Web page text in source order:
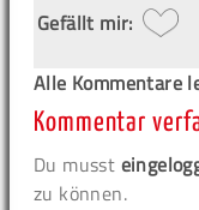
Gefällt mir:
Alle Kommentare
Kommentar
Du musst
zu können.